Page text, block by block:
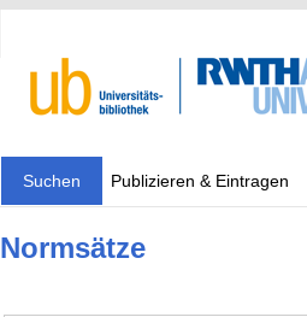
Suchen Publizieren & Eintragen
Normsätze